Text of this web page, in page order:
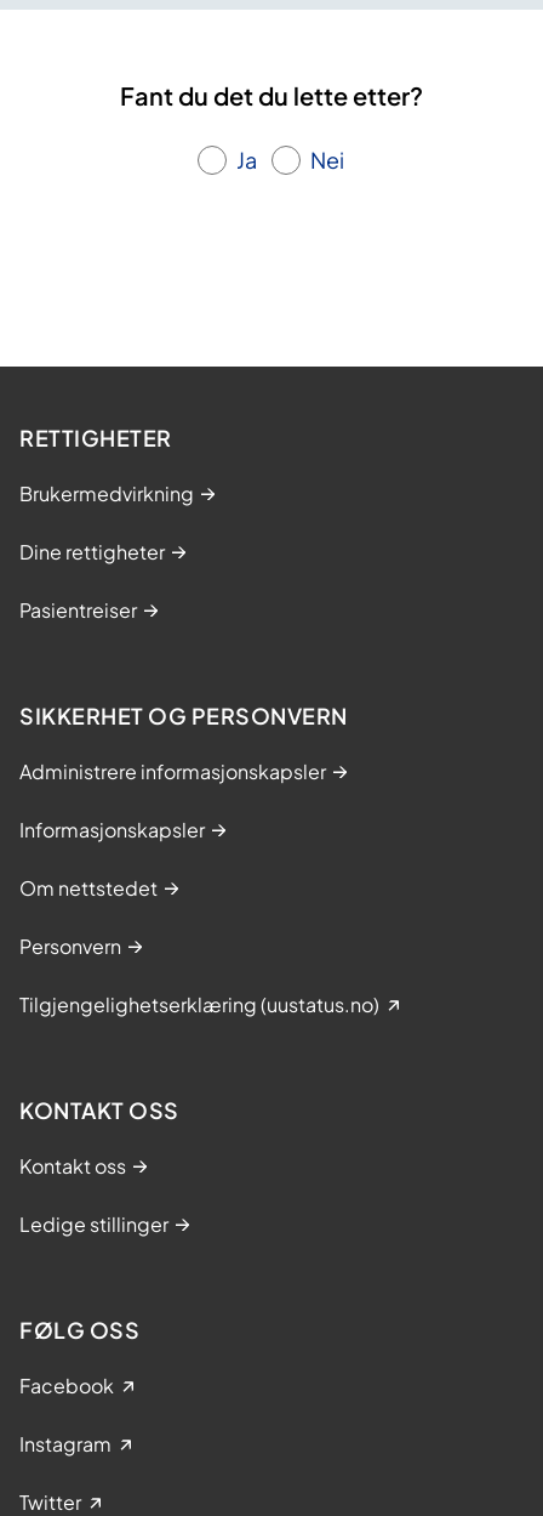
Fant du det du lette etter?
Ja Nei
RETTIGHETER
Brukermedvirkning
Dine rettigheter
Pasientreiser
SIKKERHET OG PERSONVERN
Administrere informasjonskapsler
Informasjonskapsler
Om nettstedet
Personvern
Tilgjengelighetserklæring (uustatus.no)
KONTAKT OSS
Kontakt oss
Ledige stillinger
FØLG OSS
Facebook
Instagram
Twitter